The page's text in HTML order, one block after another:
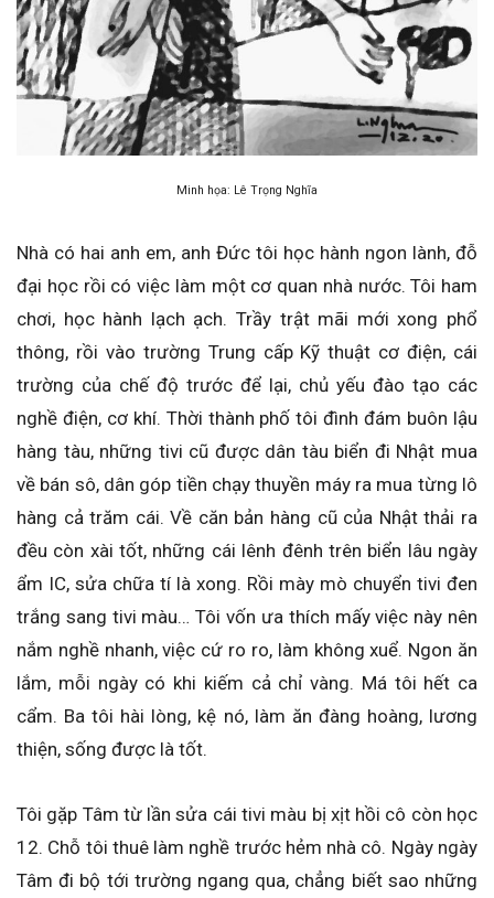
Minh họa: Lê Trọng Nghĩa
Nhà có hai anh em, anh Đức tôi học hành ngon lành, đỗ
đại học rồi có việc làm một cơ quan nhà nước. Tôi ham
chơi, học hành lạch ạch. Trầy trật mãi mới xong phổ
thông, rồi vào trường Trung cấp Kỹ thuật cơ điện, cái
trường của chế độ trước để lại, chủ yếu đào tạo các
nghề điện, cơ khí. Thời thành phố tôi đình đám buôn lậu
hàng tàu, những tivi cũ được dân tàu biển đi Nhật mua
về bán sô, dân góp tiền chạy thuyền máy ra mua từng lô
hàng cả trăm cái. Về căn bản hàng cũ của Nhật thải ra
đều còn xài tốt, những cái lênh đênh trên biển lâu ngày
ẩm IC, sửa chữa tí là xong. Rồi mày mò chuyển tivi đen
trắng sang tivi màu… Tôi vốn ưa thích mấy việc này nên
nắm nghề nhanh, việc cứ ro ro, làm không xuể. Ngon ăn
lắm, mỗi ngày có khi kiếm cả chỉ vàng. Má tôi hết ca
cẩm. Ba tôi hài lòng, kệ nó, làm ăn đàng hoàng, lương
thiện, sống được là tốt.
Tôi gặp Tâm từ lần sửa cái tivi màu bị xịt hồi cô còn học
12. Chỗ tôi thuê làm nghề trước hẻm nhà cô. Ngày ngày
Tâm đi bộ tới trường ngang qua, chẳng biết sao những